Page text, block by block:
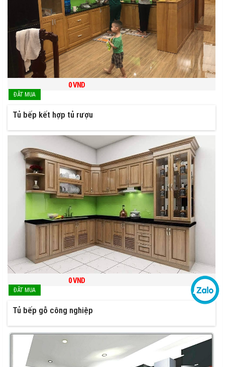
0VND
Tủ bếp kết hợp tủ rượu
0VND
Tủ bếp gỗ công nghiệp